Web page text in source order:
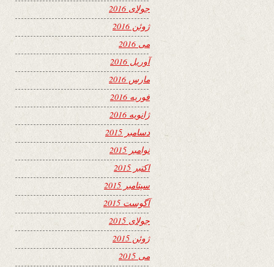
جولای 2016
ژوئن 2016
می 2016
آوریل 2016
مارس 2016
فوریه 2016
ژانویه 2016
دسامبر 2015
نوامبر 2015
اکتبر 2015
سپتامبر 2015
آگوست 2015
جولای 2015
ژوئن 2015
می 2015